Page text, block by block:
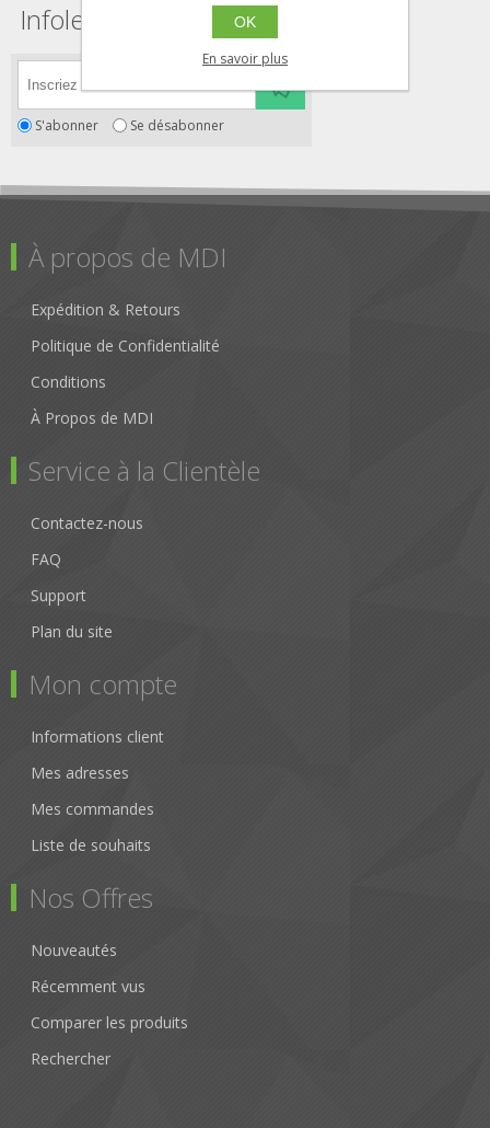
Infolettre
S'abonner Se désabonner
À propos de MDI
Expédition & Retours
Politique de Confidentialité
Conditions
À Propos de MDI
Service à la Clientèle
Contactez-nous
FAQ
Support
Plan du site
Mon compte
Informations client
Mes adresses
Mes commandes
Liste de souhaits
Nos Offres
Nouveautés
Récemment vus
Comparer les produits
Rechercher
OK
En savoir plus